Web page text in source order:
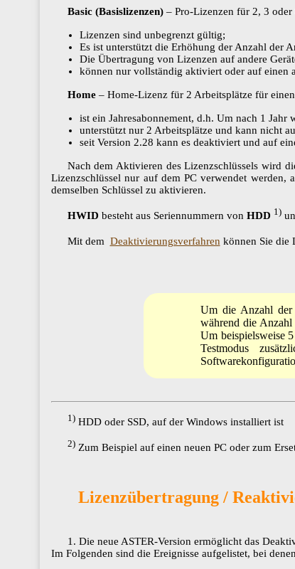
Basic (Basislizenzen)– Pro-Lizenzen für 2, 3 oder
Lizenzen sind unbegrenzt gültig;
Es ist unterstützt die Erhöhung der Anzahl der
Die Übertragung von Lizenzen auf andere
können nur vollständig aktiviert oder auf einen
Home– Home-Lizenz für 2 Arbeitsplätze für
ist ein Jahresabonnement, d.h. Um nach 1 Jahr
unterstützt nur 2 Arbeitsplätze und kann nicht
seit Version 2.28 kann es deaktiviert und auf
Nach dem Aktivieren des Lizenzschlüssels wird
Lizenzschlüssel nur auf dem PC verwendet
demselben Schlüssel zu aktivieren.
HWID besteht aus Seriennummern von​​​​​​​ HDD 1)
Mit dem ​​​​​​​ Deaktivierungsverfahren können Sie die
Um die Anzahl der
während die
Um beispielsweise
Testmodus
1)HDD oder SSD, auf der Windows installiert ist​​​​​​​
2)Zum Beispiel auf einen neuen PC oder zum
Lizenzübertragung /
1. Die neue ASTER-Version ermöglicht das
Im Folgenden sind die Ereignisse aufgelistet, bei